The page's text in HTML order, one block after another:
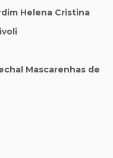
Helena Cristina
Mascarenhas de